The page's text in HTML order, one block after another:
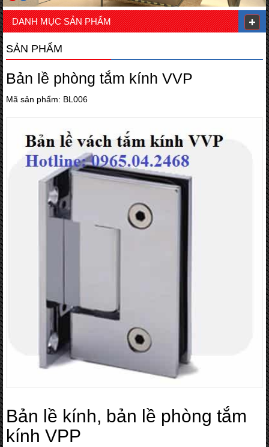
DANH MỤC SẢN PHẨM
SẢN PHẨM
Bản lề phòng tắm kính VVP
Mã sản phẩm: BL006
Bản lề kính, bản lề phòng tắm
kính VPP